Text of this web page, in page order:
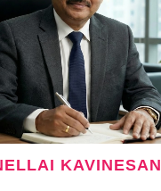
KAVINESAN